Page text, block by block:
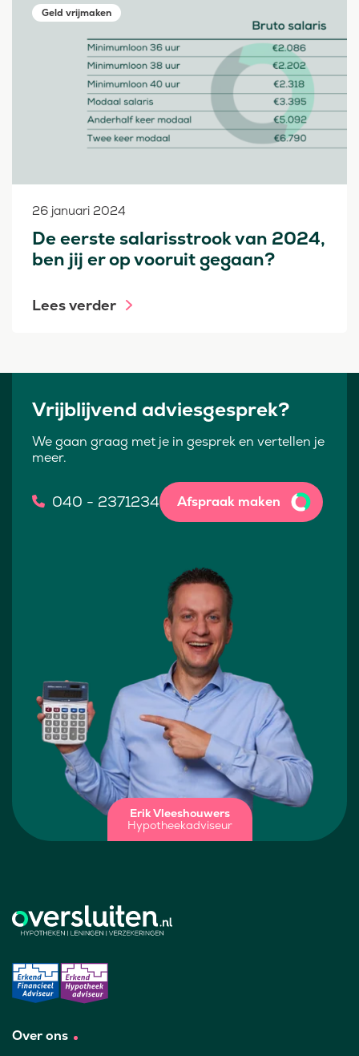
Geld vrijmaken
26 januari 2024
De eerste salarisstrook van 2024,
ben jij er op vooruit gegaan?
Lees verder
Vrijblijvend adviesgesprek?
We gaan graag met je in gesprek en vertellen je
meer.
040 - 2371234 Afspraak maken
Erik Vleeshouwers
Hypotheekadviseur
Over ons